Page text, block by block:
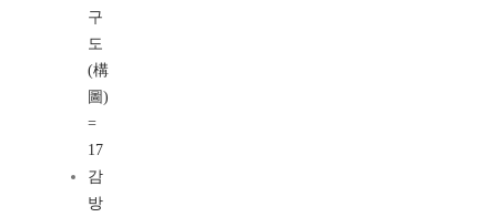
구
도
(構
圖)
=
17
감
방